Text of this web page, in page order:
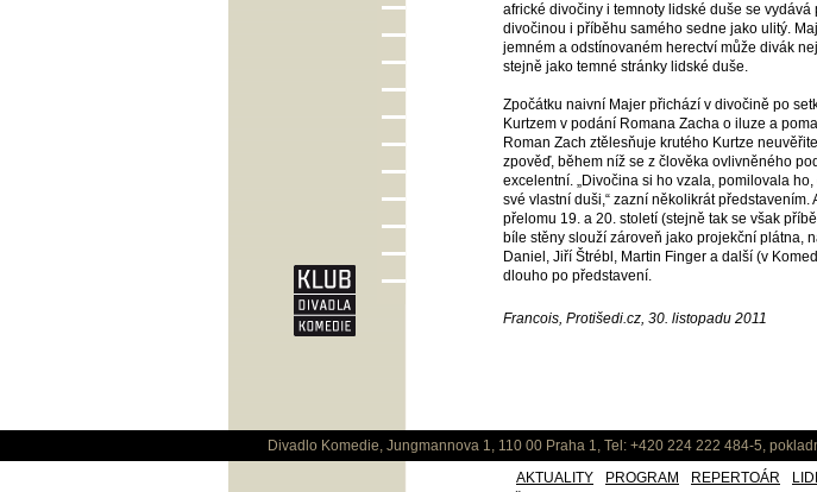
africké divočiny i temnoty lidské duše se
divočinou i příběhu samého sedne jako ulitý.
jemném a odstínovaném herectví může divák
stejně jako temné stránky lidské duše.
Zpočátku naivní Majer přichází v divočině po
Kurtzem v podání Romana Zacha o iluze a
Roman Zach ztělesňuje krutého Kurtze
zpověď, během níž se z člověka ovlivněného
excelentní. „Divočina si ho vzala, pomilovala
své vlastní duši,“ zazní několikrát
přelomu 19. a 20. století (stejně tak se však
bíle stěny slouží zároveň jako projekční plátna,
Daniel, Jiří Štrébl, Martin Finger a další (v
dlouho po představení.
Francois, Protišedi.cz, 30. listopadu 2011
Divadlo Komedie, Jungmannova 1, 110 00 Praha 1, Tel: +420 224 222 484-5,
AKTUALITY
PROGRAM REPERTOÁR